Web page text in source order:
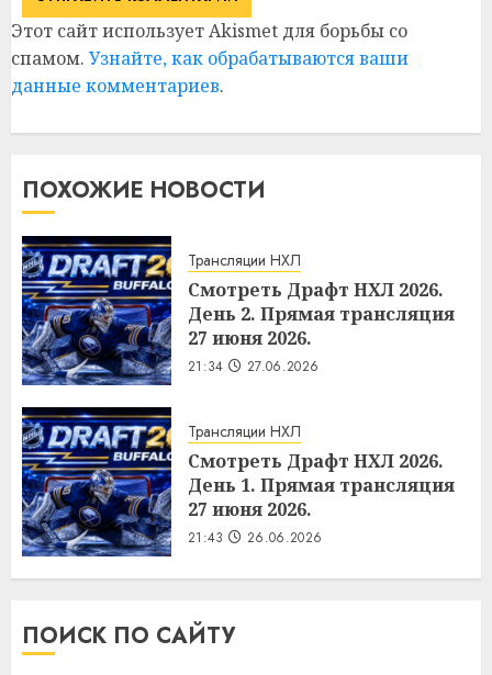
Этот сайт использует Akismet для борьбы со
спамом. Узнайте, как обрабатываются ваши
данные комментариев.
ПОХОЖИЕ НОВОСТИ
Трансляции НХЛ
Смотреть Драфт НХЛ 2026.
День 2. Прямая трансляция
27 июня 2026.
21:34 27.06.2026
Трансляции НХЛ
Смотреть Драфт НХЛ 2026.
День 1. Прямая трансляция
27 июня 2026.
21:43 26.06.2026
ПОИСК ПО САЙТУ